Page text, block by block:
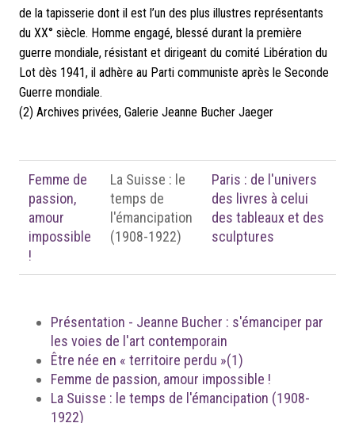
de la tapisserie dont il est l’un des plus illustres représentants
du XX° siècle. Homme engagé, blessé durant la première
guerre mondiale, résistant et dirigeant du comité Libération du
Lot dès 1941, il adhère au Parti communiste après le Seconde
Guerre mondiale.
(2) Archives privées, Galerie Jeanne Bucher Jaeger
Femme de
passion,
amour
impossible
!
La Suisse : le
temps de
l'émancipation
(1908-1922)
Paris : de l'univers
des livres à celui
des tableaux et des
sculptures
Présentation - Jeanne Bucher : s'émanciper par
les voies de l'art contemporain
Être née en « territoire perdu »(1)
Femme de passion, amour impossible !
La Suisse : le temps de l'émancipation (1908-
1922)